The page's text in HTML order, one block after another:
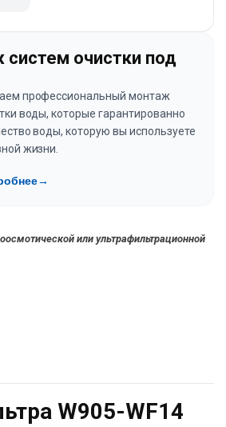
очистки под
профессиональный монтаж
воды, которые гарантированно
воды, которую вы используете
жизни.
→
или ультрафильтрационной
W905-WF14